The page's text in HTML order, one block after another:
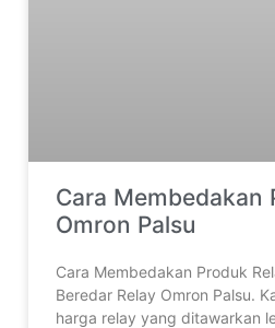
Cara Membedakan
Omron Palsu
Cara Membedakan Produk
Beredar Relay Omron Palsu.
harga relay yang ditawarkan